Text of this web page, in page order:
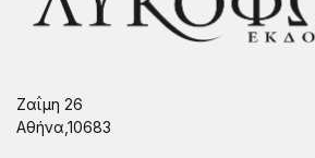
Ζαΐμη 26
Αθήνα,10683